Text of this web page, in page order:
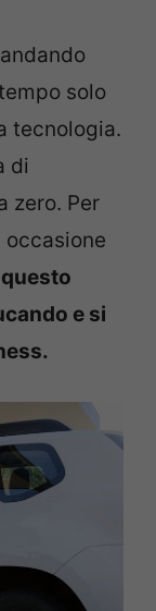
solo
tecnologia.
di
zero. Per
e si